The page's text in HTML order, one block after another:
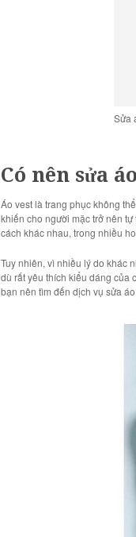
Sửa
Có nên sửa
Áo vest là trang phục không
khiến cho người mặc trở nên
cách khác nhau, trong nhiều
Tuy nhiên, vì nhiều lý do khác
dù rất yêu thích kiểu dáng của
bạn nên tìm đến dịch vụ sửa